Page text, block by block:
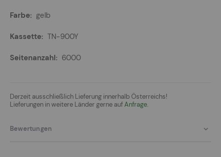
gelb
TN-900Y
6000
Derzeit ausschließlich Lieferung innerhalb Österreichs!
Lieferungen in weitere Länder gerne aufAnfrage.
Bewertungen